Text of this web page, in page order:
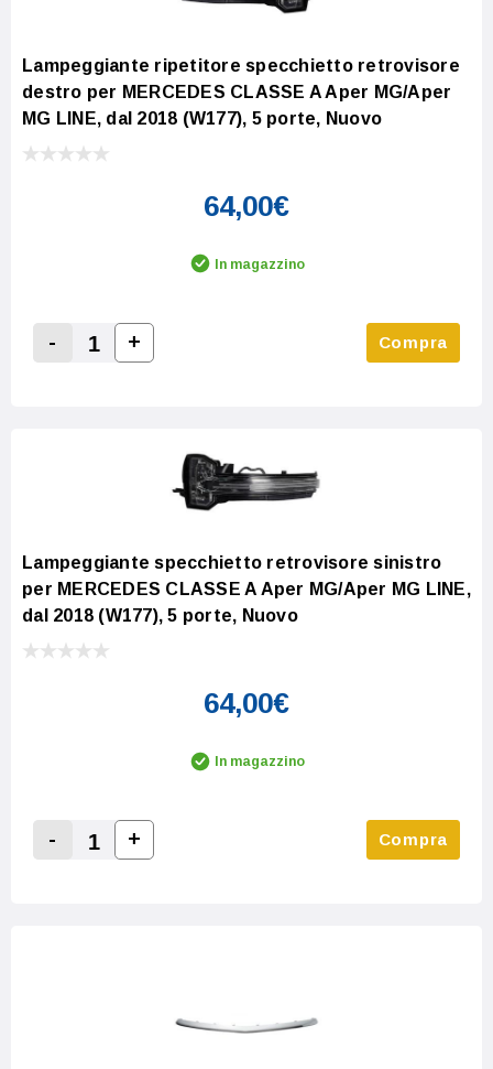
Lampeggiante ripetitore specchietto retrovisore
destro per MERCEDES CLASSE A Aper MG/Aper
MG LINE, dal 2018 (W177), 5 porte, Nuovo
64,00€
In magazzino
Decrease Quantity:
-
Increase Quantity:
+ Compra
Lampeggiante specchietto retrovisore sinistro
per MERCEDES CLASSE A Aper MG/Aper MG LINE,
dal 2018 (W177), 5 porte, Nuovo
64,00€
In magazzino
Decrease Quantity:
-
Increase Quantity:
+ Compra